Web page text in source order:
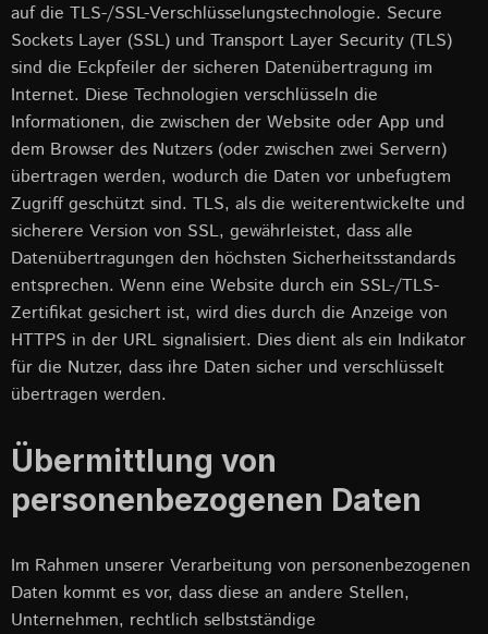
auf die TLS-/SSL-Verschlüsselungstechnologie. Secure
Sockets Layer (SSL) und Transport Layer Security (TLS)
sind die Eckpfeiler der sicheren Datenübertragung im
Internet. Diese Technologien verschlüsseln die
Informationen, die zwischen der Website oder App und
dem Browser des Nutzers (oder zwischen zwei Servern)
übertragen werden, wodurch die Daten vor unbefugtem
Zugriff geschützt sind. TLS, als die weiterentwickelte und
sicherere Version von SSL, gewährleistet, dass alle
Datenübertragungen den höchsten Sicherheitsstandards
entsprechen. Wenn eine Website durch ein SSL-/TLS-
Zertifikat gesichert ist, wird dies durch die Anzeige von
HTTPS in der URL signalisiert. Dies dient als ein Indikator
für die Nutzer, dass ihre Daten sicher und verschlüsselt
übertragen werden.
Übermittlung von
personenbezogenen Daten
Im Rahmen unserer Verarbeitung von personenbezogenen
Daten kommt es vor, dass diese an andere Stellen,
Unternehmen, rechtlich selbstständige